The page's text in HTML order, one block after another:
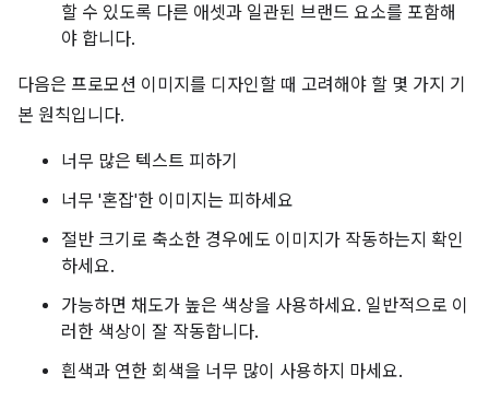
할 수 있도록 다른 애셋과 일관된 브랜드 요소를 포함해
야 합니다.
다음은 프로모션 이미지를 디자인할 때 고려해야 할 몇 가지 기
본 원칙입니다.
너무 많은 텍스트 피하기
너무 '혼잡'한 이미지는 피하세요
절반 크기로 축소한 경우에도 이미지가 작동하는지 확인
하세요.
가능하면 채도가 높은 색상을 사용하세요. 일반적으로 이
러한 색상이 잘 작동합니다.
흰색과 연한 회색을 너무 많이 사용하지 마세요.